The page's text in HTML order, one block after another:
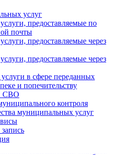
услуг
предоставляемые по
почты
предоставляемые через
предоставляемые через
в сфере переданных
и попечительству
СВО
контроля
муниципальных услуг